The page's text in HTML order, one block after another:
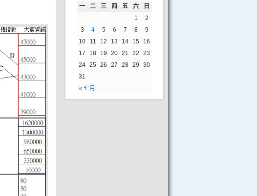
一
二 三 四 五 六 日
« 七月
1
2
3
4 5 6 7 8
9
10
11 12 13 14 15
16
17
18 19 20 21 22
23
24 25 26 27 28 29
30
31